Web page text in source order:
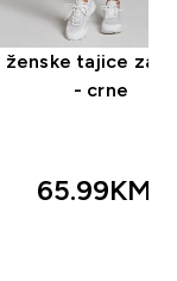
ženske tajice za
- crne
65.99KM‎